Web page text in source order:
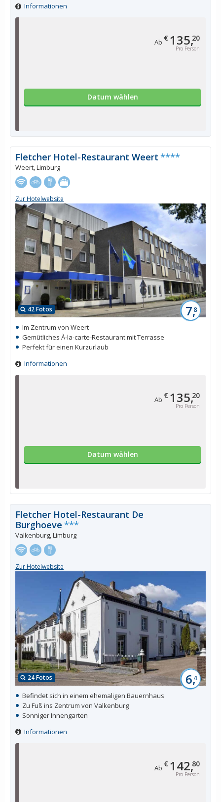
Ab € 135,20
Pro Person
Datum wählen
Informationen
Ab € 135,20
Pro Person
Datum wählen
42 Fotos 7,8
Fletcher Hotel-Restaurant Weert ****
Weert, Limburg
Zur Hotelwebsite
Im Zentrum von Weert
Gemütliches À-la-carte-Restaurant mit Terrasse
Perfekt für einen Kurzurlaub
Informationen
Ab € 142,80
Pro Person
24 Fotos 6,4
Fletcher Hotel-Restaurant De
Burghoeve ***
Valkenburg, Limburg
Zur Hotelwebsite
Befindet sich in einem ehemaligen Bauernhaus
Zu Fuß ins Zentrum von Valkenburg
Sonniger Innengarten
Informationen